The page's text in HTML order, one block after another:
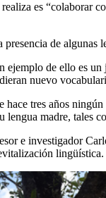
es “colaborar
de
de ello es
nuevo
hace tres años
lengua madre, tales
e investigador
lingüística.